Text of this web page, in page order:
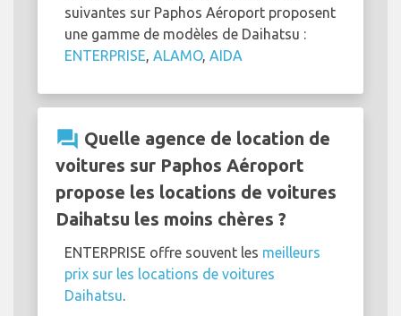
suivantes sur Paphos Aéroport proposent
une gamme de modèles de Daihatsu :
ENTERPRISE ALAMO, AIDA
question_answer Quelle agence de location de
voitures sur Paphos Aéroport
propose les locations de voitures
Daihatsu les moins chères ?
ENTERPRISE offre souvent les meilleurs
prix sur les locations de voitures
Daihatsu